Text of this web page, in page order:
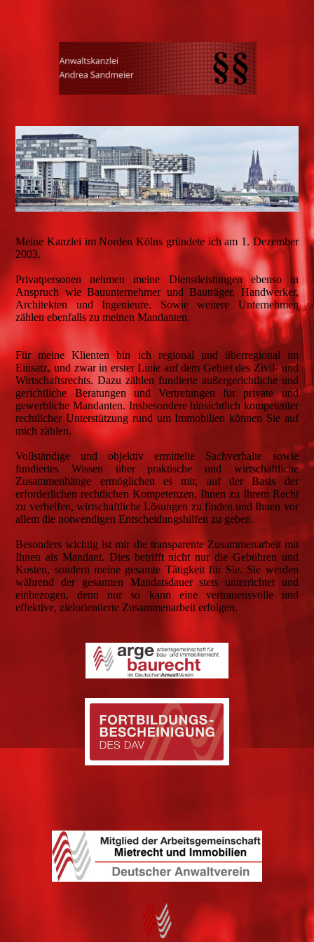
Meine Kanzlei im Norden Kölns gründete ich am 1. Dezember
2003.
Privatpersonen nehmen meine Dienstleistungen ebenso in
Anspruch wie Bauunternehmer und Bauträger, Handwerker,
Architekten und Ingenieure. Sowie weitere Unternehmen
zählen ebenfalls zu meinen Mandanten.
Für meine Klienten bin ich regional und überregional im
Einsatz, und zwar in erster Linie auf dem Gebiet des Zivil- und
Wirtschaftsrechts. Dazu zählen fundierte außergerichtliche und
gerichtliche Beratungen und Vertretungen für private und
gewerbliche Mandanten. Insbesondere hinsichtlich kompetenter
rechtlicher Unterstützung rund um Immobilien können Sie auf
mich zählen.
Vollständige und objektiv ermittelte Sachverhalte sowie
fundiertes Wissen über praktische und wirtschaftliche
Zusammenhänge ermöglichen es mir, auf der Basis der
erforderlichen rechtlichen Kompetenzen, Ihnen zu Ihrem Recht
zu verhelfen, wirtschaftliche Lösungen zu finden und Ihnen vor
allem die notwendigen Entscheidungshilfen zu geben.
Besonders wichtig ist mir die transparente Zusammenarbeit mit
Ihnen als Mandant. Dies betrifft nicht nur die Gebühren und
Kosten, sondern meine gesamte Tätigkeit für Sie. Sie werden
während der gesamten Mandatsdauer stets unterrichtet und
einbezogen, denn nur so kann eine vertrauensvolle und
effektive, zielorientierte Zusammenarbeit erfolgen.